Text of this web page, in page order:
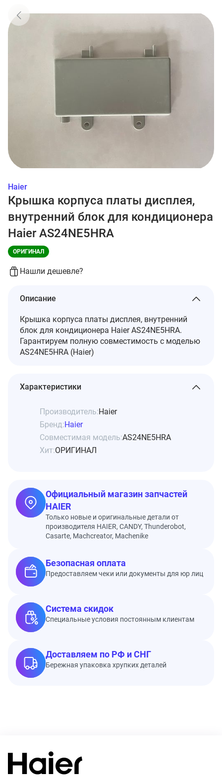
Haier
Крышка корпуса платы дисплея,
внутренний блок для кондиционера
Haier AS24NE5HRA
ОРИГИНАЛ
Нашли дешевле?
Описание
Крышка корпуса платы дисплея, внутренний
блок для кондиционера Haier AS24NE5HRA.
Гарантируем полную совместимость с моделью
AS24NE5HRA (Haier)
Характеристики
Производитель:Haier
Бренд:Haier
Совместимая модель:AS24NE5HRA
Хит:ОРИГИНАЛ
Официальный магазин запчастей
HAIER
Только новые и оригинальные детали от
производителя HAIER, CANDY, Thunderobot,
Casarte, Machcreator, Machenike
Безопасная оплата
Предоставляем чеки или документы для юр лиц
Система скидок
Специальные условия постоянным клиентам
Доставляем по РФ и СНГ
Бережная упаковка хрупких деталей